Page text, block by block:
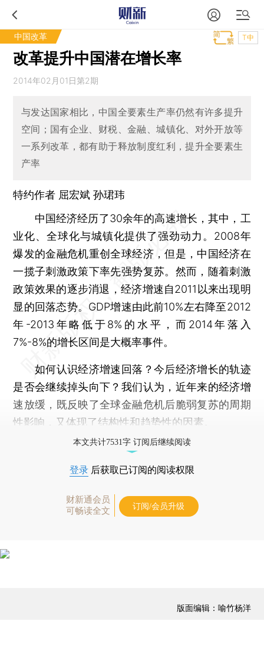
中国改革 T中
改革提升中国潜在增长率
2014年02月01日第2期
与发达国家相比，中国全要素生产率仍然有许多提升
空间；国有企业、财税、金融、城镇化、对外开放等
一系列改革，都有助于释放制度红利，提升全要素生
产率
特约作者 屈宏斌 孙珺玮
中国经济经历了30余年的高速增长，其中，工
业化、全球化与城镇化提供了强劲动力。2008年
爆发的金融危机重创全球经济，但是，中国经济在
一揽子刺激政策下率先强势复苏。然而，随着刺激
政策效果的逐步消退，经济增速自2011以来出现明
显的回落态势。GDP增速由此前10%左右降至2012
年-2013年略低于8%的水平，而2014年落入
7%-8%的增长区间是大概率事件。
如何认识经济增速回落？今后经济增长的轨迹
是否会继续掉头向下？我们认为，近年来的经济增
速放缓，既反映了全球金融危机后脆弱复苏的周期
性影响，又体现了结构性和趋势性的因素。
本文共计7531字 订阅后继续阅读
登录 后获取已订阅的阅读权限
财新通会员
可畅读全文
订阅/会员升级
版面编辑：喻竹杨洋